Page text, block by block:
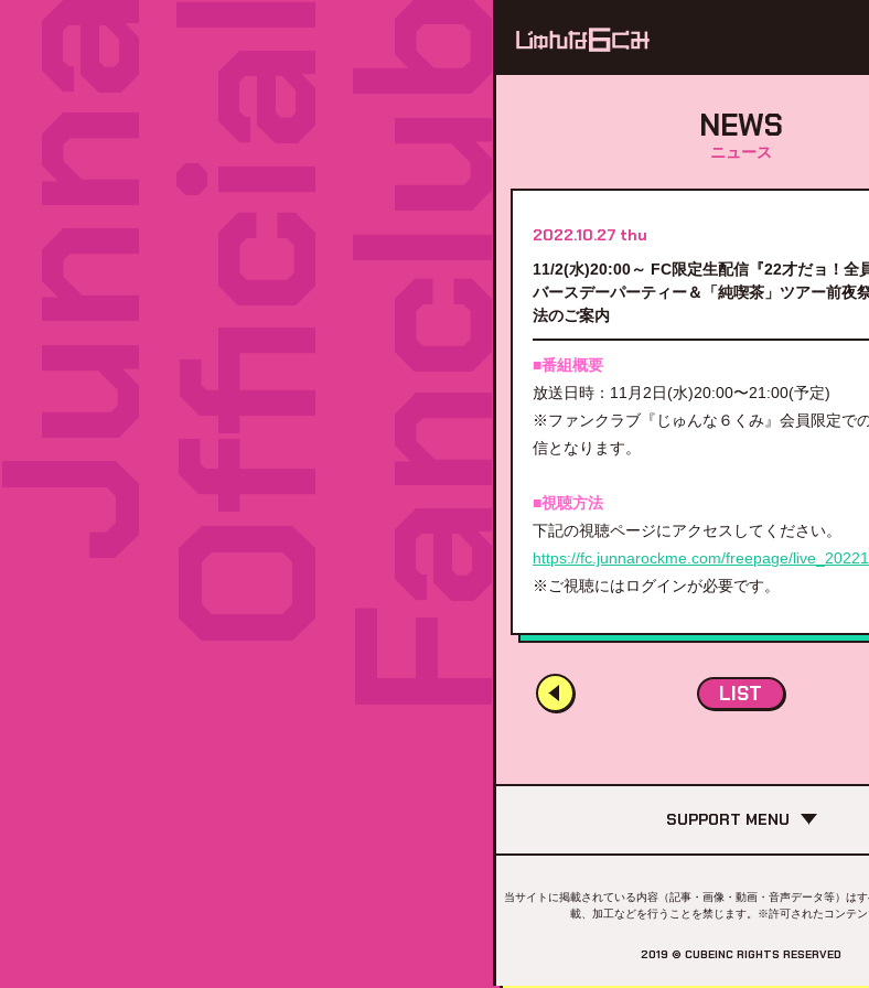
Fanclub NEWS
ニュース
2022.10.27 thu
11/2(水)20:00～ FC限定生配信『22才だョ！全
バースデーパーティー＆「純喫茶」ツアー前夜
法のご案内
■番組概要
放送日時：11月2日(水)20:00〜21:00(予定)
※ファンクラブ『じゅんな６くみ』会員限定で
信となります。
■視聴方法
下記の視聴ページにアクセスしてください。
https://fc.junnarockme.com/freepage/
※ご視聴にはログインが必要です。
LIST
SUPPORT MENU
当サイトに掲載されている内容（記事・画像・動画・音声データ等）は
載、加工などを行うことを禁じます。※許可されたコンテン
2019 © CUBEINC RIGHTS RESERVED